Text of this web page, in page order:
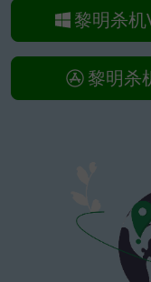
黎明杀
黎明杀